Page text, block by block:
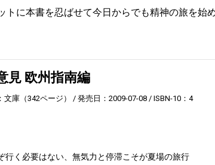
に本書を忍ばせて今日からでも精神の旅を始
見 欧州指南編
文庫（342ページ） 発売日：2009-07-08
ISBN-10：4
く必要はない、無気力と停滞こそが夏場の旅行